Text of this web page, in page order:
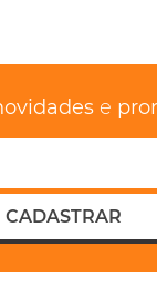
e
CADASTRAR